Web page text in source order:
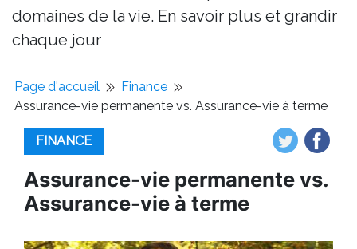
domaines de la vie. En savoir plus et grandir
chaque jour
Page d'accueil
Finance
Assurance-vie permanente vs. Assurance-vie à terme
FINANCE
Assurance-vie permanente vs.
Assurance-vie à terme